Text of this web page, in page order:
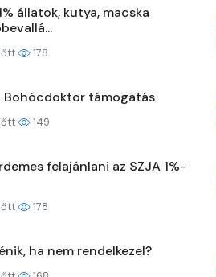
állatok, kutya, macska
178
Bohócdoktor támogatás
149
felajánlani az SZJA 1%-
178
ha nem rendelkezel?